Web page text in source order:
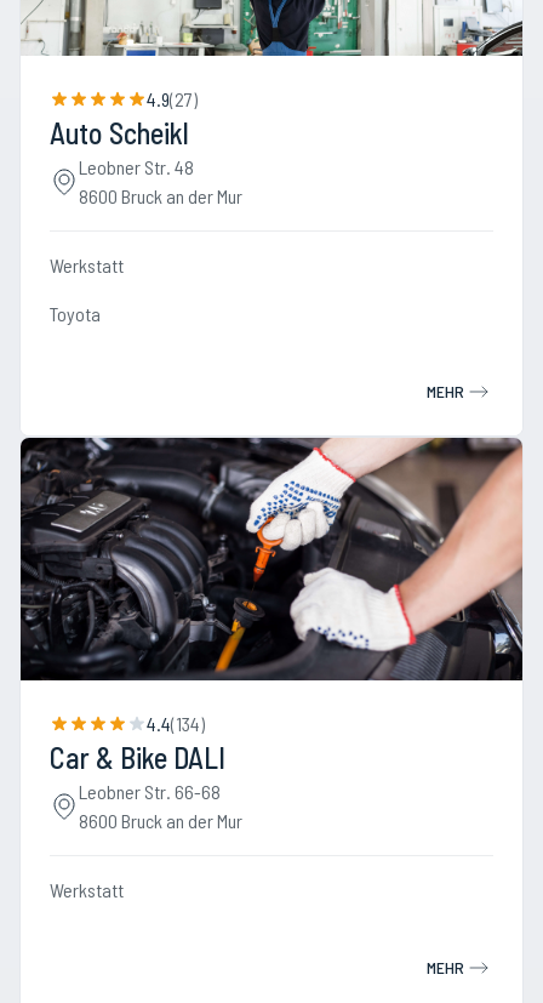
4.9(27)
Auto Scheikl
Leobner Str. 48
8600 Bruck an der Mur
Werkstatt
Toyota
MEHR
4.4(134)
Car & Bike DALI
Leobner Str. 66-68
8600 Bruck an der Mur
Werkstatt
MEHR